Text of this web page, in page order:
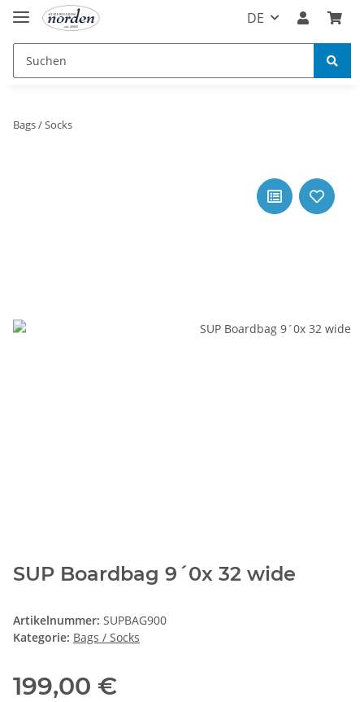
DE
Bags / Socks
SUP Boardbag 9´0x 32 wide
Artikelnummer: SUPBAG900
Kategorie: Bags / Socks
199,00 €